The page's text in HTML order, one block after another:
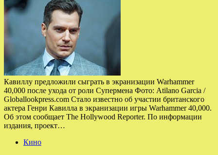
Кавиллу предложили сыграть в экранизации Warhammer
40,000 после ухода от роли Супермена Фото: Atilano Garcia /
Globallookpress.com Стало известно об участии британского
актера Генри Кавилла в экранизации игры Warhammer 40,000.
Об этом сообщает The Hollywood Reporter. По информации
издания, проект…
Кино